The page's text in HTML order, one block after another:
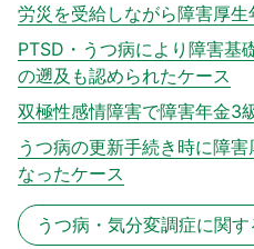
労災を受給しながら障害厚
PTSD・うつ病により障害基
の遡及も認められたケース
双極性感情障害で障害年金3
うつ病の更新手続き時に障
なったケース
うつ病・気分変調症に関